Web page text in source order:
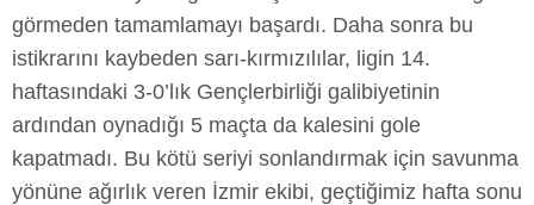
görmeden tamamlamayı başardı. Daha sonra bu
istikrarını kaybeden sarı-kırmızılılar, ligin 14.
haftasındaki 3-0’lık Gençlerbirliği galibiyetinin
ardından oynadığı 5 maçta da kalesini gole
kapatmadı. Bu kötü seriyi sonlandırmak için savunma
yönüne ağırlık veren İzmir ekibi, geçtiğimiz hafta sonu